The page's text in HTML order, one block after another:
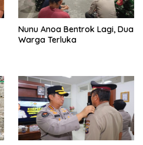
Nunu Anoa Bentrok Lagi, Dua
Warga Terluka